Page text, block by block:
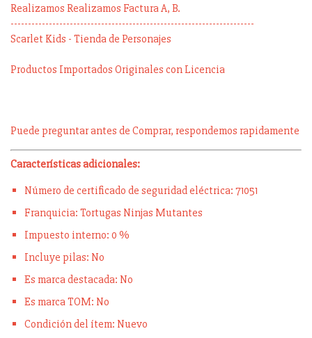
Realizamos Realizamos Factura A, B.
----------------------------------------------------------------------
Scarlet Kids - Tienda de Personajes
Productos Importados Originales con Licencia
Puede preguntar antes de Comprar, respondemos rapidamente
Características adicionales:
Número de certificado de seguridad eléctrica: 71051
Franquicia: Tortugas Ninjas Mutantes
Impuesto interno: 0 %
Incluye pilas: No
Es marca destacada: No
Es marca TOM: No
Condición del ítem: Nuevo